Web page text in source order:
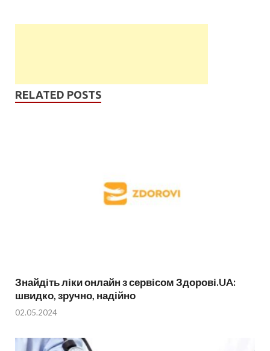
RELATED POSTS
Знайдіть ліки онлайн з сервісом Здорові.UA:
швидко, зручно, надійно
02.05.2024